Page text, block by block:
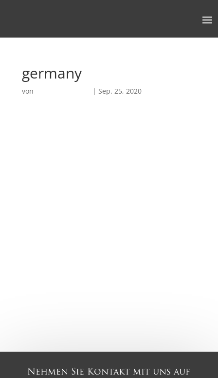
germany
von | Sep. 25, 2020
Nehmen Sie Kontakt mit uns auf